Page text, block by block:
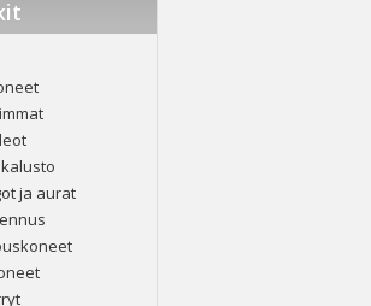
ja aurat